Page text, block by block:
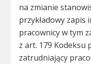
na zmianie
przykładowy
pracownicy w tym
z art. 179 Kodeksu
zatrudniający